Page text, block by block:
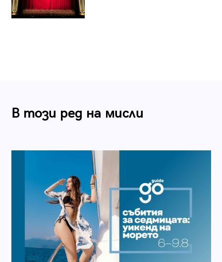
В този ред на мисли